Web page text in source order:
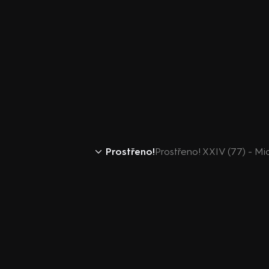
Prostřeno!Prostřeno! XXIV (77) -